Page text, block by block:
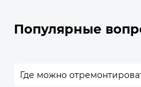
Популярные
Где можно